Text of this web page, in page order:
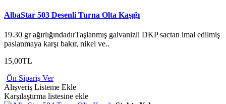
AlbaStar 503 Desenli Turna Olta Kaşığı
19.30 gr ağırlığındadırTaşlanmış galvanizli DKP sactan imal edilmiş
paslanmaya karşı bakır, nikel ve..
15,00TL
Ön Sipariş Ver
Alışveriş Listeme Ekle
Karşılaştırma listesine ekle